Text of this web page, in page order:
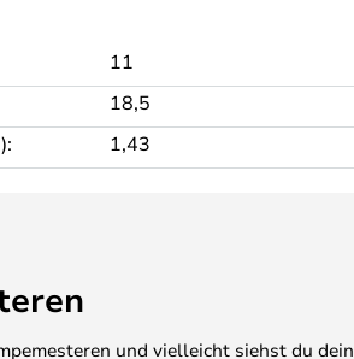
11
18,5
1,43
und vielleicht siehst du dein